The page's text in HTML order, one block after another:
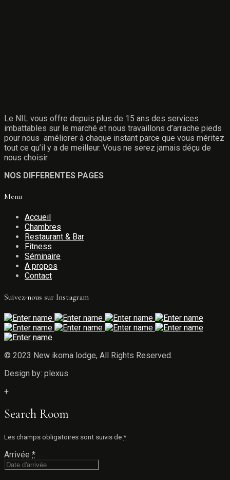
Le NIL vous offre depuis plus de 15 ans des services
imbattables sur le marché et nous travaillons d’arrache pieds
pour nous améliorer à chaque instant parce que vous méritez
tout ce qu’il y a de meilleur. Vous ne serez jamais déçu de
nous choisir.
NOS DIFFERENTES PAGES
Menu
Accueil
Chambres
Restaurant & Bar
Fitness
Séminaire
A propos
Contact
Suivez-nous sur Instagram
© 2023 New ikoma lodge, All Rights Reserved.
Design by: plexus
+
Search Room
Les champs obligatoires sont suivis de *
Arrivée *